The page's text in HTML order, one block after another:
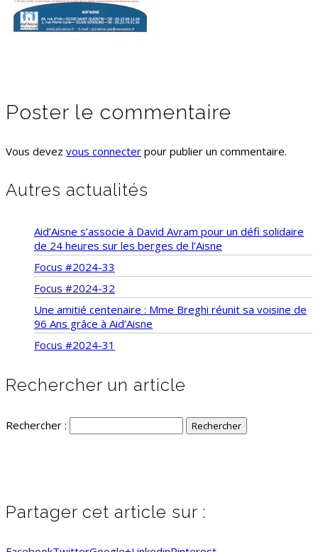
Poster le commentaire
Vous devez vous connecter pour publier un commentaire.
Autres actualités
Aid’Aisne s’associe à David Avram pour un défi solidaire
de 24 heures sur les berges de l’Aisne
Focus #2024-33
Focus #2024-32
Une amitié centenaire : Mme Breghi réunit sa voisine de
96 Ans grâce à Aid’Aisne
Focus #2024-31
Rechercher un article
Rechercher :
Partager cet article sur :